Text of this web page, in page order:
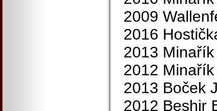
2009
2016
2013
2012
2013 Boček
2012 Beshir